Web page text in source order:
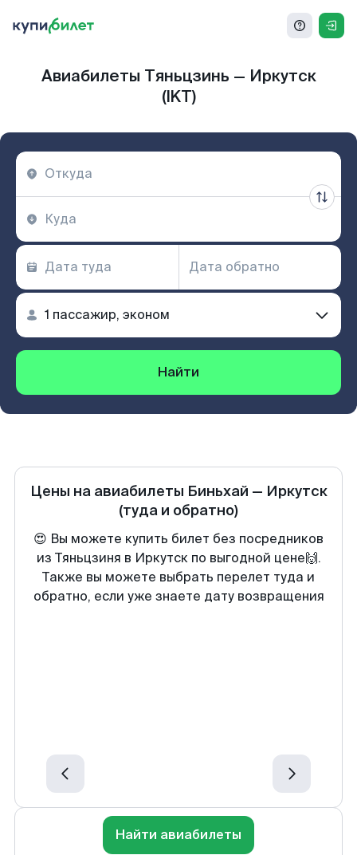
Авиабилеты Тяньцзинь — Иркутск
(IKT)
Найти
Цены на авиабилеты Биньхай — Иркутск
(туда и обратно)
😍 Вы можете купить билет без посредников
из Тяньцзиня в Иркутск по выгодной цене🙌.
Также вы можете выбрать перелет туда и
обратно, если уже знаете дату возвращения
Найти авиабилеты